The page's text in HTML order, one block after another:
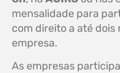
mensalidade para
com direito a até
empresa.
As empresas